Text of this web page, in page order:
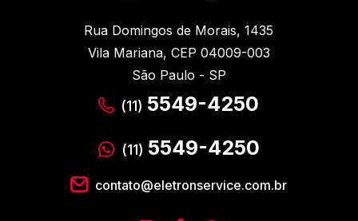
Rua Domingos de Morais, 1435
Vila Mariana, CEP 04009-003
São Paulo - SP
(11) 5549-4250
(11) 5549-4250
contato@eletronservice.com.br